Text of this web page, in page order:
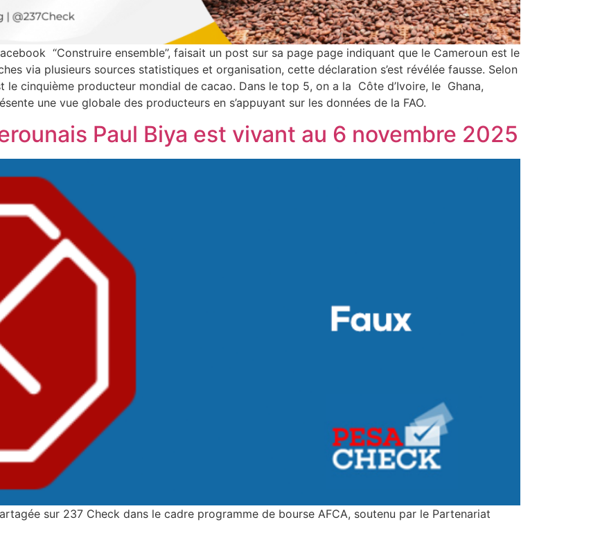
“Construire ensemble’’, faisait un post sur sa page page indiquant que le Cameroun est le
via plusieurs sources statistiques et organisation, cette déclaration s’est révélée fausse. Selon
le cinquième producteur mondial de cacao. Dans le top 5, on a la Côte d’Ivoire, le Ghana,
une vue globale des producteurs en s’appuyant sur les données de la FAO.
Paul Biya est vivant au 6 novembre 2025
sur 237 Check dans le cadre programme de bourse AFCA, soutenu par le Partenariat